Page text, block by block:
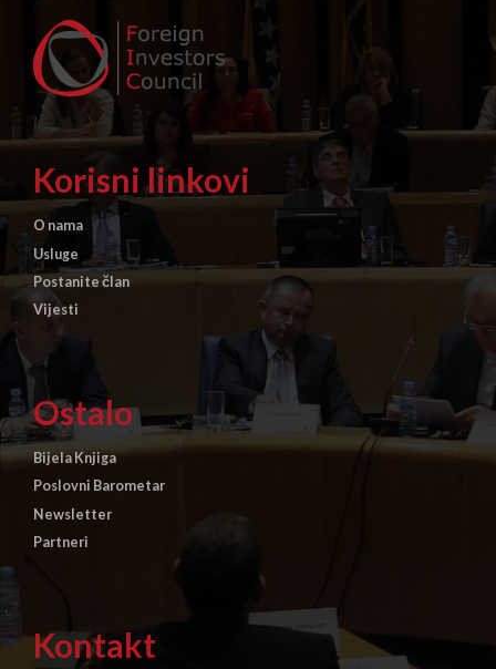
Korisni linkovi
O nama
Usluge
Postanite član
Vijesti
Ostalo
Bijela Knjiga
Poslovni Barometar
Newsletter
Partneri
Kontakt